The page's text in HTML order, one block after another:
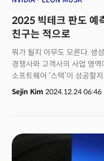
2025 빅테크 판도 예
친구는 적으로
뭐가 될지 아무도 모른다. 생
경쟁사와 고객사의 사업 영
소프트웨어 ‘스택’이 성공할
마이크로소프트가 지난 15년
모바일 기기 등을 두고 경쟁
대한 의존도를 낮추고 칩 구
판이 갈리는 주목할 만한 흐름
Sejin Kim 2024.12.24 06:46